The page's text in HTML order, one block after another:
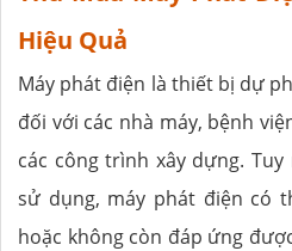
Hiệu Quả
Máy phát điện là thiết bị dự
đối với các nhà máy, bệnh
các công trình xây dựng.
sử dụng, máy phát điện có
hoặc không còn đáp ứng